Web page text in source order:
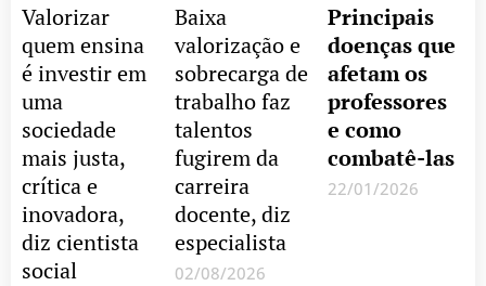
Valorizar
quem ensina
é investir em
uma
sociedade
mais justa,
crítica e
inovadora,
diz cientista
social
Baixa
valorização e
sobrecarga de
trabalho faz
talentos
fugirem da
carreira
docente, diz
especialista
02/08/2026
Principais
doenças que
afetam os
professores
e como
combatê-las
22/01/2026